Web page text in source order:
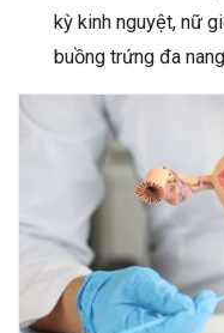
kỳ kinh nguyệt, nữ
buồng trứng đa